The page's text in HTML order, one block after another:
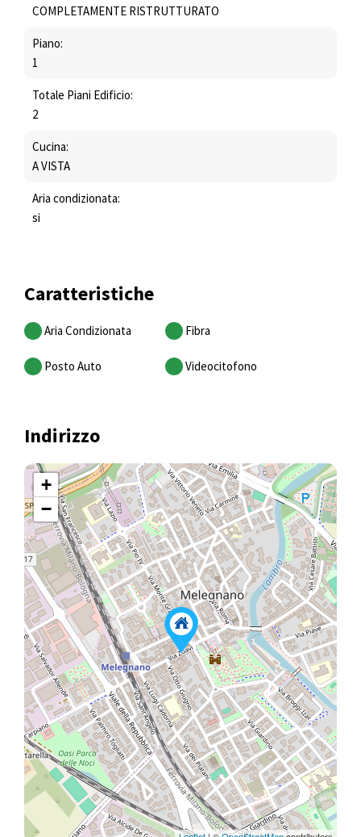
COMPLETAMENTE RISTRUTTURATO
Piano:
1
Totale Piani Edificio:
2
Cucina:
A VISTA
Aria condizionata:
si
Caratteristiche
Aria Condizionata Fibra
Posto Auto Videocitofono
Indirizzo
+
−